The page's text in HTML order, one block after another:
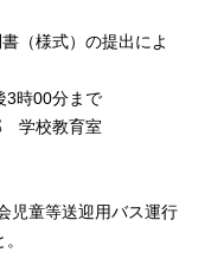
（様式）の提出によ
時00分まで
学校教育室
児童等送迎用バス運行